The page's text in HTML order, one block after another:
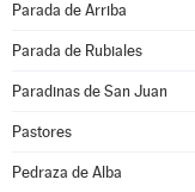
Parada de Arriba
Parada de Rubiales
Paradinas de San Juan
Pastores
Pedraza de Alba